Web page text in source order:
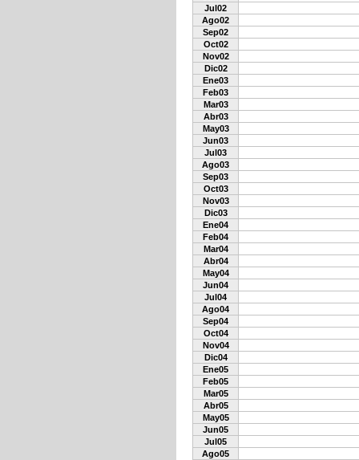
Jul02
Ago02
Sep02
Oct02
Nov02
Dic02
Ene03
Feb03
Mar03
Abr03
May03
Jun03
Jul03
Ago03
Sep03
Oct03
Nov03
Dic03
Ene04
Feb04
Mar04
Abr04
May04
Jun04
Jul04
Ago04
Sep04
Oct04
Nov04
Dic04
Ene05
Feb05
Mar05
Abr05
May05
Jun05
Jul05
Ago05